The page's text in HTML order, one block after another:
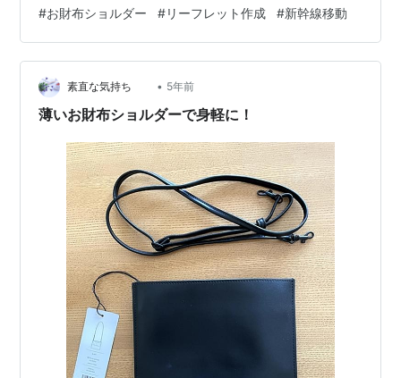
たので、書かせていただきます！ 先に言っておきます
が、すごく長文になります！ よかったらお付き合いくだ
さい♪ 今回のお仕事は お財布ショルダー専門店「ラベン
ダーサシェ」のイシロヨウコさんからのご依頼。 イシロ
さんとの繋がりは、実は実は遡ること、2017年。 私が今
#お財布ショルダー #リーフレット作成 #新幹線移動
素直な気持ち • 5年前
薄いお財布ショルダーで身軽に！